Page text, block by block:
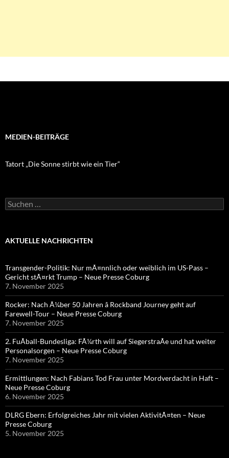
MEDIEN-BEITRÄGE
Tatort „Die Sonne stirbt wie ein Tier“
Suchen
nach:
AKTUELLE NACHRICHTEN
Transgender-Politik: Nur mÃ¤nnlich oder weiblich im US-Pass –
Gericht stÃ¤rkt Trump – Neue Presse Coburg
7. November 2025
Rocker: Nach Ã¼ber 50 Jahren â Rockband Journey geht auf
Farewell-Tour – Neue Presse Coburg
7. November 2025
2. FuÃball-Bundesliga: FÃ¼rth will auf SiegerstraÃe und hat weiter
Personalsorgen – Neue Presse Coburg
7. November 2025
Ermittlungen: Nach Fabians Tod Frau unter Mordverdacht in Haft –
Neue Presse Coburg
6. November 2025
DLRG Ebern: Erfolgreiches Jahr mit vielen AktivitÃ¤ten – Neue
Presse Coburg
5. November 2025